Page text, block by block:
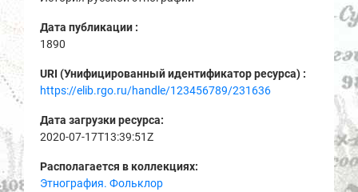
Дата публикации :
1890
URI (Унифицированный идентификатор ресурса) :
https://elib.rgo.ru/handle/123456789/231636
Дата загрузки ресурса:
2020-07-17T13:39:51Z
Располагается в коллекциях:
Этнография. Фольклор